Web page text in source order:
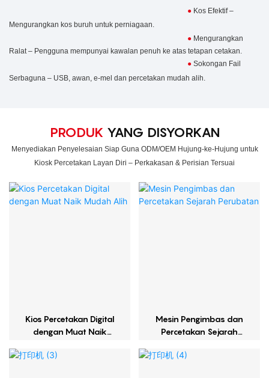
● Kos Efektif –
Mengurangkan kos buruh untuk perniagaan.
● Mengurangkan
Ralat – Pengguna mempunyai kawalan penuh ke atas tetapan cetakan.
● Sokongan Fail
Serbaguna – USB, awan, e-mel dan percetakan mudah alih.
PRODUK YANG DISYORKAN
Menyediakan Penyelesaian Siap Guna ODM/OEM Hujung-ke-Hujung untuk
Kiosk Percetakan Layan Diri – Perkakasan & Perisian Tersuai
Kios Percetakan Digital
dengan Muat Naik
Mesin Pengimbas dan
Percetakan Sejarah